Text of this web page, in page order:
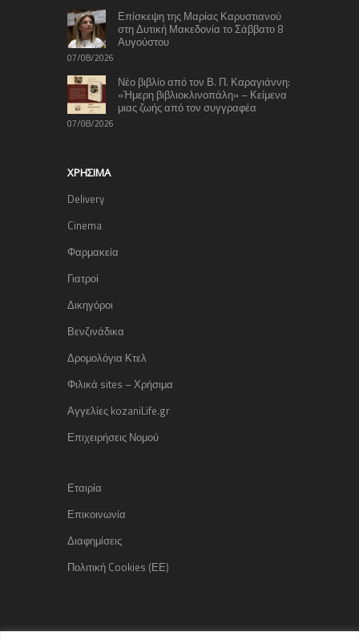
Επίσκεψη της Μαρίας Καρυστιανού
στη Δυτική Μακεδονία το Σάββατο 8
Αυγούστου
07/08/2026
Νέο βιβλίο από τον Β. Π. Καραγιάννη:
«Ήμερη βιβλιοκλινοπάλη» – Κείμενα
μιας ζωής από τον συγγραφέα
07/08/2026
ΧΡΉΣΙΜΑ
Delivery
Cinema
Φαρμακεία
Γιατροί
Δικηγόροι
Βενζινάδικα
Δρομολόγια Κτελ
Φιλικά sites – Χρήσιμα
Αγγελίες kozaniLife.gr
Επιχειρήσεις Νομού
Εταιρία
Επικοινωνία
Διαφημίσεις
Πολιτική Cookies (ΕΕ)